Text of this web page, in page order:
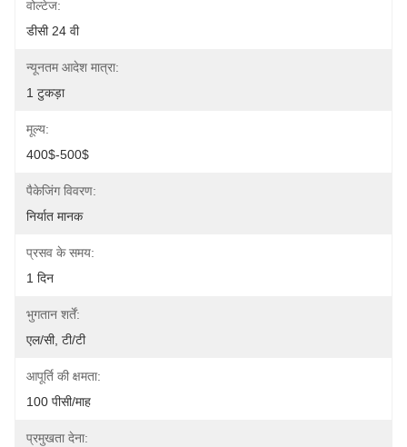
वोल्टेज:
डीसी 24 वी
न्यूनतम आदेश मात्रा:
1 टुकड़ा
मूल्य:
400$-500$
पैकेजिंग विवरण:
निर्यात मानक
प्रसव के समय:
1 दिन
भुगतान शर्तें:
एल/सी, टी/टी
आपूर्ति की क्षमता:
100 पीसी/माह
प्रमुखता देना: